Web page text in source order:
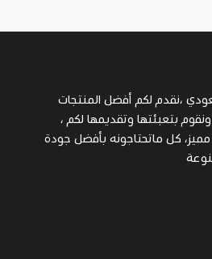
،نقدم لكم أفضل المنتجات
بتعبئتها وتقديمها لكم ،
كل ماتحتاجونه بأفضل جودة